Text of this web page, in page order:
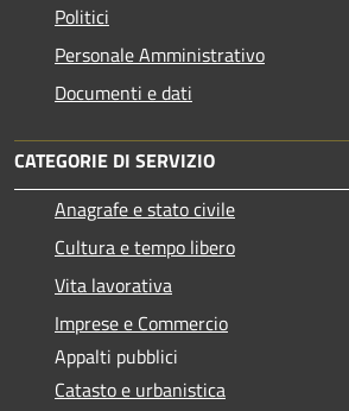
Politici
Personale Amministrativo
Documenti e dati
CATEGORIE DI SERVIZIO
Anagrafe e stato civile
Cultura e tempo libero
Vita lavorativa
Imprese e Commercio
Appalti pubblici
Catasto e urbanistica